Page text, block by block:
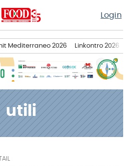
Login
Mediterraneo 2026 Linkontro 2026
utili